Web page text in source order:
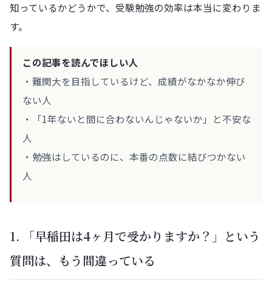
知っているかどうかで、受験勉強の効率は本当に変わりま
す。
この記事を読んでほしい人
・難関大を目指しているけど、成績がなかなか伸び
ない人
・「1年ないと間に合わないんじゃないか」と不安な
人
・勉強はしているのに、本番の点数に結びつかない
人
1. 「早稲田は4ヶ月で受かりますか？」という
質問は、もう間違っている